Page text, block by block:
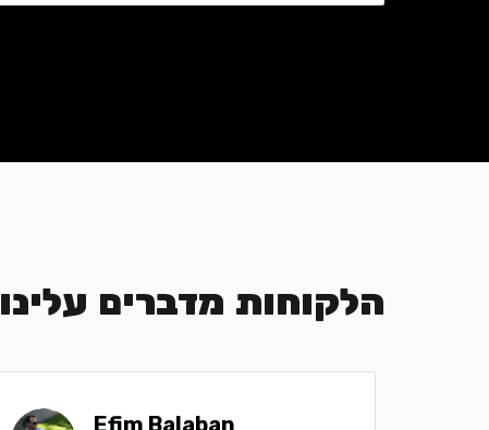
הלקוחות מדברים עלינו
Efim Balaban